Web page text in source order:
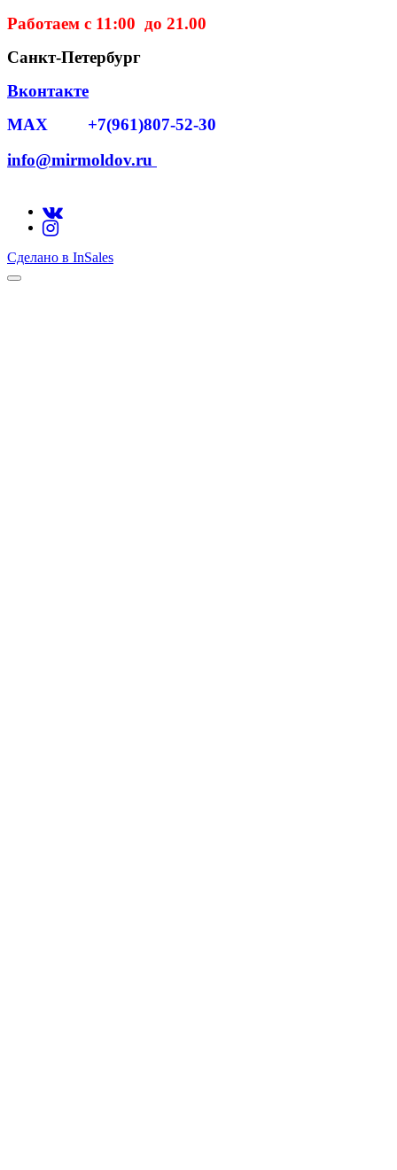
Работаем с 11:00 до 21.00
Санкт-Петербург
Вконтакте
MAX +7(961)807-52-30
info@mirmoldov.ru
Сделано в InSales